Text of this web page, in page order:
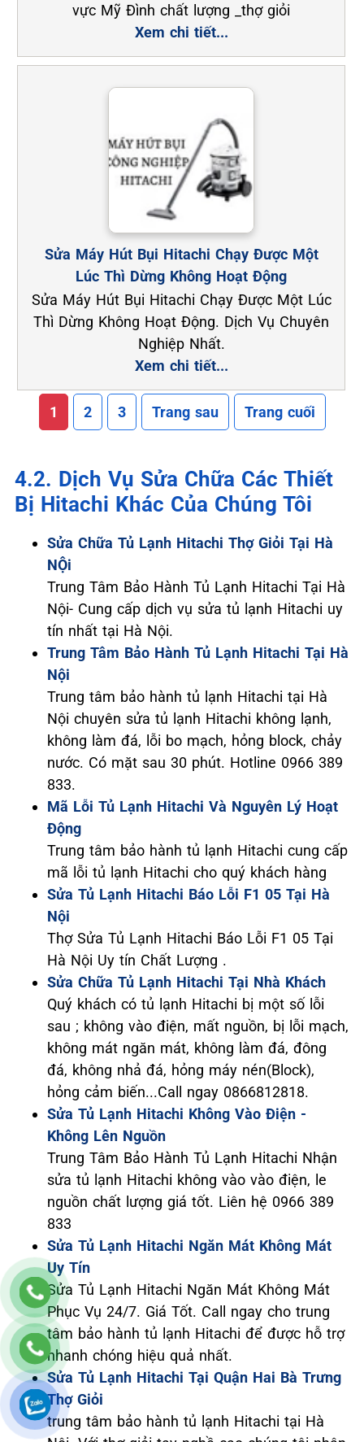
vực Mỹ Đình chất lượng _thợ giỏi
Xem chi tiết...
Sửa Máy Hút Bụi Hitachi Chạy Được Một
Lúc Thì Dừng Không Hoạt Động
Sửa Máy Hút Bụi Hitachi Chạy Được Một Lúc
Thì Dừng Không Hoạt Động. Dịch Vụ Chuyên
Nghiệp Nhất.
Xem chi tiết...
1 2 3 Trang sau Trang cuối
4.2. Dịch Vụ Sửa Chữa Các Thiết
Bị Hitachi Khác Của Chúng Tôi
Sửa Chữa Tủ Lạnh Hitachi Thợ Giỏi Tại Hà
NỘi
Trung Tâm Bảo Hành Tủ Lạnh Hitachi Tại Hà
Nội- Cung cấp dịch vụ sửa tủ lạnh Hitachi uy
tín nhất tại Hà Nội.
Trung Tâm Bảo Hành Tủ Lạnh Hitachi Tại Hà
Nội
Trung tâm bảo hành tủ lạnh Hitachi tại Hà
Nội chuyên sửa tủ lạnh Hitachi không lạnh,
không làm đá, lỗi bo mạch, hỏng block, chảy
nước. Có mặt sau 30 phút. Hotline 0966 389
833.
Mã Lỗi Tủ Lạnh Hitachi Và Nguyên Lý Hoạt
Động
Trung tâm bảo hành tủ lạnh Hitachi cung cấp
mã lỗi tủ lạnh Hitachi cho quý khách hàng
Sửa Tủ Lạnh Hitachi Báo Lỗi F1 05 Tại Hà
Nội
Thợ Sửa Tủ Lạnh Hitachi Báo Lỗi F1 05 Tại
Hà Nội Uy tín Chất Lượng .
Sửa Chữa Tủ Lạnh Hitachi Tại Nhà Khách
Quý khách có tủ lạnh Hitachi bị một số lỗi
sau ; không vào điện, mất nguồn, bị lỗi mạch,
không mát ngăn mát, không làm đá, đông
đá, không nhả đá, hỏng máy nén(Block),
hỏng cảm biến...Call ngay 0866812818.
Sửa Tủ Lạnh Hitachi Không Vào Điện -
Không Lên Nguồn
Trung Tâm Bảo Hành Tủ Lạnh Hitachi Nhận
sửa tủ lạnh Hitachi không vào vào điện, le
nguồn chất lượng giá tốt. Liên hệ 0966 389
833
Sửa Tủ Lạnh Hitachi Ngăn Mát Không Mát
Uy Tín
Sửa Tủ Lạnh Hitachi Ngăn Mát Không Mát
Phục Vụ 24/7. Giá Tốt. Call ngay cho trung
tâm bảo hành tủ lạnh Hitachi để được hỗ trợ
nhanh chóng hiệu quả nhất.
Sửa Tủ Lạnh Hitachi Tại Quận Hai Bà Trưng
Thợ Giỏi
trung tâm bảo hành tủ lạnh Hitachi tại Hà